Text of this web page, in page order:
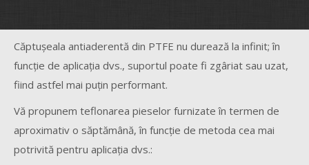
Căptuşeala antiaderentă din PTFE nu durează la infinit; în
funcţie de aplicaţia dvs., suportul poate fi zgâriat sau uzat,
fiind astfel mai puţin performant.
Vă propunem teflonarea pieselor furnizate în termen de
aproximativ o săptămână, în funcţie de metoda cea mai
potrivită pentru aplicaţia dvs.: